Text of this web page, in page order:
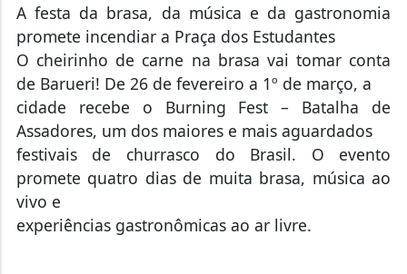
A festa da brasa, da música e da gastronomia
promete incendiar a Praça dos Estudantes
O cheirinho de carne na brasa vai tomar conta
de Barueri! De 26 de fevereiro a 1º de março, a
cidade recebe o Burning Fest – Batalha de
Assadores, um dos maiores e mais aguardados
festivais de churrasco do Brasil. O evento
promete quatro dias de muita brasa, música ao
vivo e
experiências gastronômicas ao ar livre.